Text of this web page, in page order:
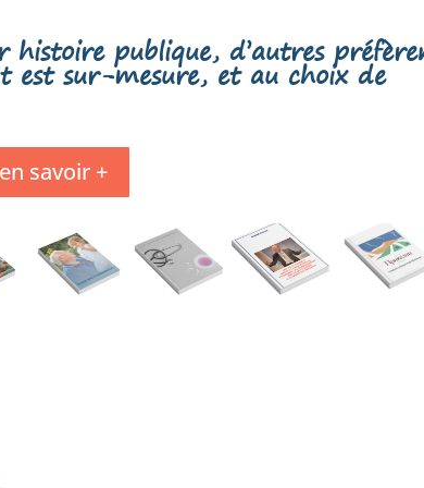
publique, d’autres
est sur-mesure, et au choix de
savoir +